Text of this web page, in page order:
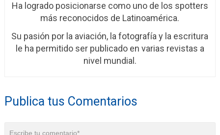
Ha logrado posicionarse como uno de los spotters
más reconocidos de Latinoamérica.
Su pasión por la aviación, la fotografía y la escritura
le ha permitido ser publicado en varias revistas a
nivel mundial.
Publica tus Comentarios